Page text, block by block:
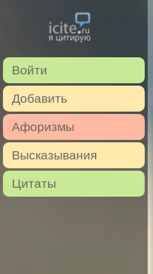
Войти
Добавить
Афоризмы
Высказывания
Цитаты